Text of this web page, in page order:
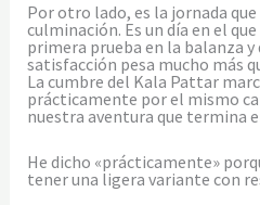
Por otro lado, es la jornada
culminación. Es un día en el
primera prueba en la balanza y
satisfacción pesa mucho más
La cumbre del Kala Pattar
prácticamente por el mismo
nuestra aventura que termina
He dicho «prácticamente»
tener una ligera variante con